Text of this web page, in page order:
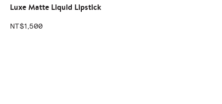
Luxe Matte Liquid Lipstick
NT$1,500